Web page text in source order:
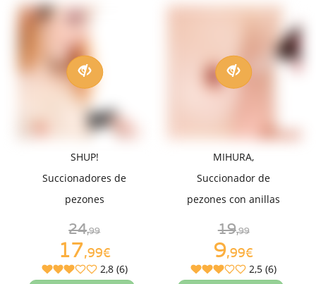
SHUP!
Succionadores de
pezones
24,99
17,99€
2,8 (6)
MIHURA,
Succionador de
pezones con anillas
19,99
9,99€
2,5 (6)